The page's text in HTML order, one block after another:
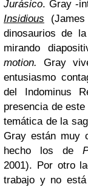
Jurásico. Gray -
Insidious
dinosaurios de
mirando
motion. Gray
entusiasmo
del Indominus
presencia de
temática de la
Gray están muy
hecho los de
2001).
Por otro
trabajo y no